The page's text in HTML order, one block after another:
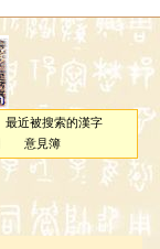
最近被搜索的漢字
意見簿